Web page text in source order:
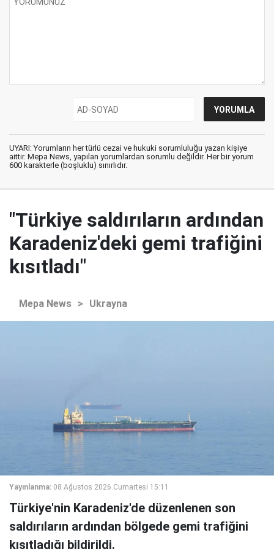
UYARI: Yorumların her türlü cezai ve hukuki sorumluluğu yazan kişiye
aittir. Mepa News, yapılan yorumlardan sorumlu değildir. Her bir yorum
600 karakterle (boşluklu) sınırlıdır.
"Türkiye saldırıların ardından
Karadeniz'deki gemi trafiğini
kısıtladı"
Mepa News > Ukrayna
Yayınlanma: 08 Ağustos 2026 Cumartesi 15:11
Türkiye'nin Karadeniz'de düzenlenen son
saldırıların ardından bölgede gemi trafiğini
kısıtladığı bildirildi.